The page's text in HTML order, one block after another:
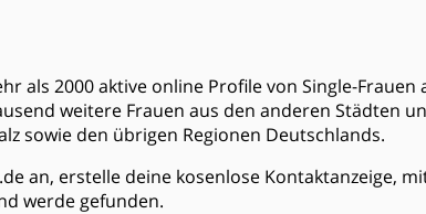
als 2000 aktive online Profile von Single-Frauen
weitere Frauen aus den anderen Städten
sowie den übrigen Regionen Deutschlands.
an, erstelle deine kosenlose Kontaktanzeige,
werde gefunden.